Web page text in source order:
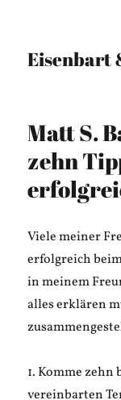
Eisenbart
Matt S.
zehn
Viele meiner
erfolgreich
in meinem
alles erklären
1. Komme zehn
vereinbarten